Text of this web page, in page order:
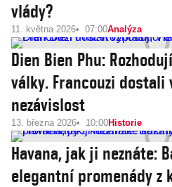
vlády?
11. května 2026 07:00Analýza
Dien Bien Phu:
války. Francouzi
nezávislost
13. března 2026 10:00Historie
Havana, jak ji neznáte:
elegantní promenády z